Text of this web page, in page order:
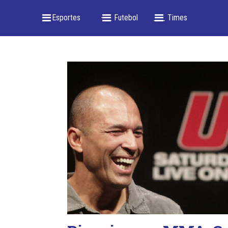
_ Esportes -- _ Futebol ___ Times